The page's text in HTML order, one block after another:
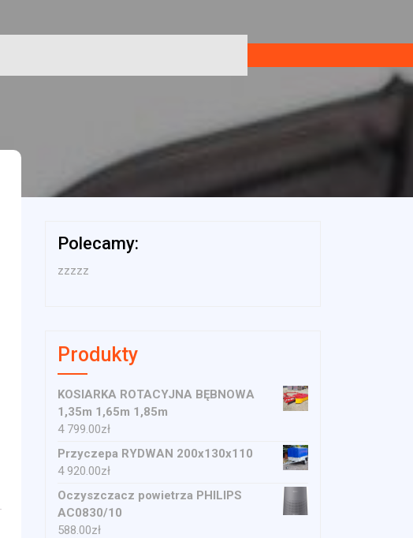
Polecamy:
zzzzz
Produkty
KOSIARKA ROTACYJNA BĘBNOWA
1,35m 1,65m 1,85m
4 799.00zł
Przyczepa RYDWAN 200x130x110
4 920.00zł
Oczyszczacz powietrza PHILIPS
AC0830/10
588.00zł